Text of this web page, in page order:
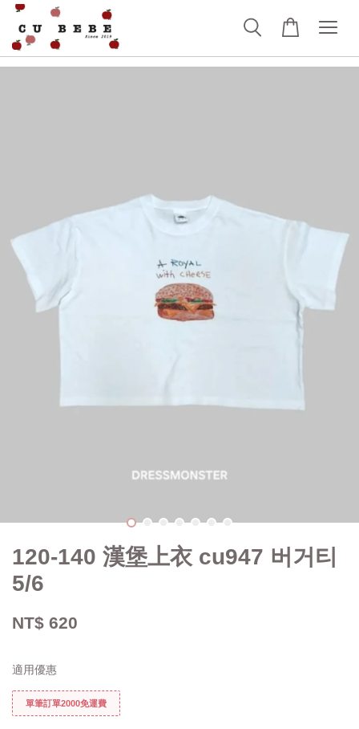
120-140 漢堡上衣 cu947 버거티
5/6
NT$ 620
適用優惠
單筆訂單2000免運費